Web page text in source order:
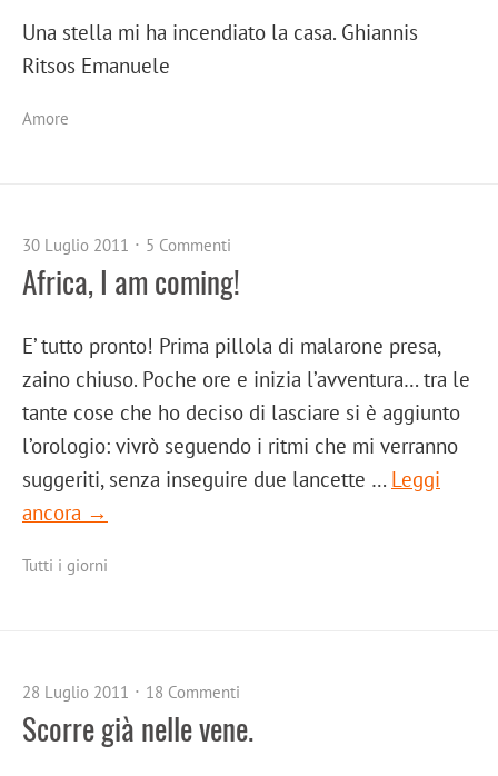
Una stella mi ha incendiato la casa. Ghiannis
Ritsos Emanuele
Amore
30 Luglio 2011 5 Commenti
Africa, I am coming!
E’ tutto pronto! Prima pillola di malarone presa,
zaino chiuso. Poche ore e inizia l’avventura… tra le
tante cose che ho deciso di lasciare si è aggiunto
l’orologio: vivrò seguendo i ritmi che mi verranno
suggeriti, senza inseguire due lancette … Leggi
ancora →
Tutti i giorni
28 Luglio 2011 18 Commenti
Scorre già nelle vene.